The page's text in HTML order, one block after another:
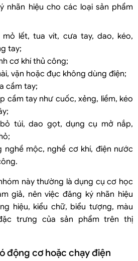
nhãn hiệu cho các loại sản phẩm
mỏ lết, tua vít, cưa tay, dao, kéo,
tay;
cơ khí thủ công;
vặn hoặc đục không dùng điện;
cầm tay;
cầm tay như cuốc, xẻng, liềm, kéo
túi, dao gọt, dụng cụ mở nắp,
nghề mộc, nghề cơ khí, điện nước
này thường là dụng cụ cơ học
giả, nên việc đăng ký nhãn hiệu
hiệu, kiểu chữ, biểu tượng, màu
trưng của sản phẩm trên thị
động cơ hoặc chạy điện